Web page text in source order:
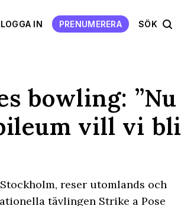
LOGGA IN PRENUMERERA SÖK
bowling: ”Nu
vill vi bli
reser utomlands och
tävlingen Strike a Pose